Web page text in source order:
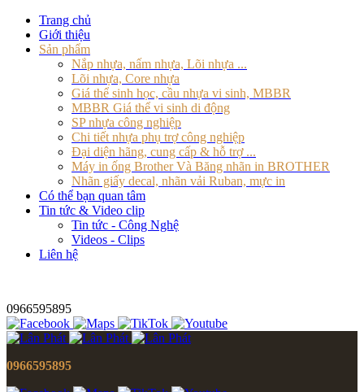
Trang chủ
Giới thiệu
Sản phẩm
Nắp nhựa, nấm nhựa, Lõi nhựa ...
Lõi nhựa, Core nhựa
Giá thể sinh học, cầu nhựa vi sinh, MBBR
MBBR Giá thể vi sinh di động
SP nhựa công nghiệp
Chi tiết nhựa phụ trợ công nghiệp
Đại diện hãng, cung cấp & hỗ trợ ...
Máy in ống Brother Và Băng nhãn in BROTHER
Nhãn giấy decal, nhãn vải Ruban, mực in
Có thể bạn quan tâm
Tin tức & Video clip
Tin tức - Công Nghệ
Videos - Clips
Liên hệ
0966595895
0966595895